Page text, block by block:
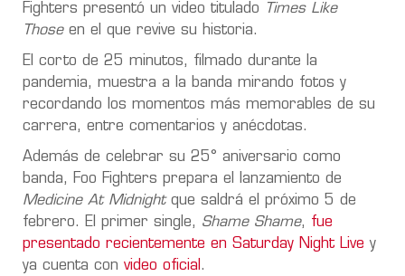
Fighters presentó un video titulado
Times Like
Thoseen el que revive su historia.
El corto de 25 minutos, filmado durante la
pandemia, muestra a la banda mirando fotos y
recordando los momentos más memorables de su
carrera, entre comentarios y anécdotas.
Además de celebrar su 25° aniversario como
banda, Foo Fighters prepara el lanzamiento de
Medicine At Midnightque saldrá el próximo 5 de
febrero. El primer single, Shame Shame, fue
presentado recientemente en Saturday Night Live y
ya cuenta con video oficial .